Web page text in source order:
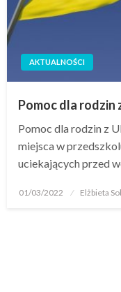
AKTUALNOŚCI
Pomoc dla rodzin
Pomoc dla rodzin z
miejsca w
uciekających przed
01/03/2022 Elżbieta